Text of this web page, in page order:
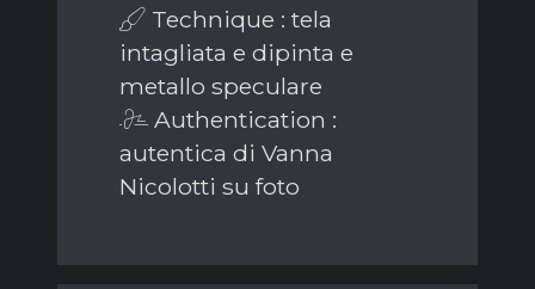
Technique : tela
intagliata e dipinta e
metallo speculare
Authentication :
autentica di Vanna
Nicolotti su foto